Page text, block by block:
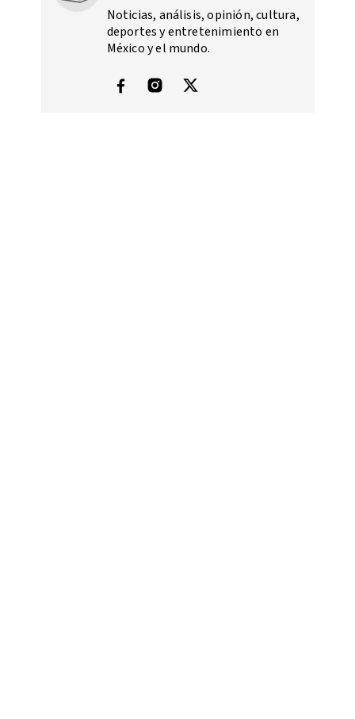
Noticias, análisis, opinión, cultura,
deportes y entretenimiento en
México y el mundo.